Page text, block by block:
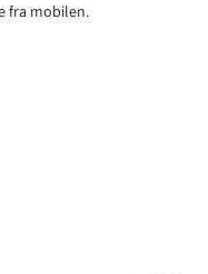
fra mobilen.